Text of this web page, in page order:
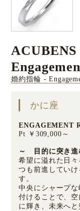
婚約指輪 -
かに座
ENGAGEMENT
Pt ￥309,000～
～ 目的に突き
希望に溢れた日
つも前進してい
す。
中央にシャープ
付けることで、
に輝き、未来へ